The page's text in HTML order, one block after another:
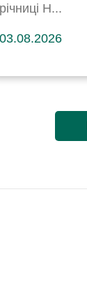
річниці Н...
03.08.2026